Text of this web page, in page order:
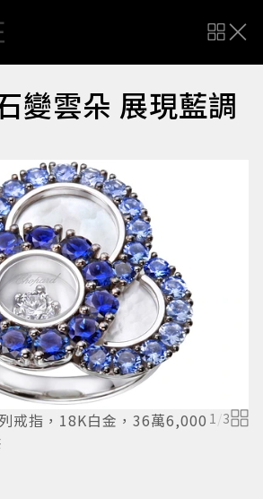
變雲朵 展現藍調
戒指，18K白金，36萬6,000 1 /3